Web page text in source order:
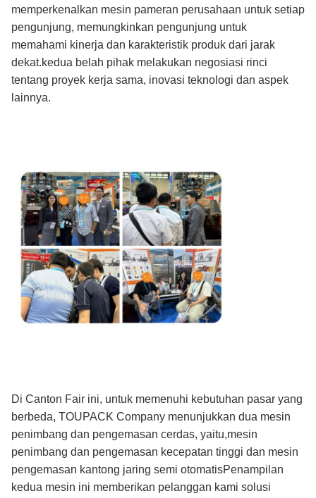
memperkenalkan mesin pameran perusahaan untuk setiap
pengunjung, memungkinkan pengunjung untuk
memahami kinerja dan karakteristik produk dari jarak
dekat.kedua belah pihak melakukan negosiasi rinci
tentang proyek kerja sama, inovasi teknologi dan aspek
lainnya.
Di Canton Fair ini, untuk memenuhi kebutuhan pasar yang
berbeda, TOUPACK Company menunjukkan dua mesin
penimbang dan pengemasan cerdas, yaitu,mesin
penimbang dan pengemasan kecepatan tinggi dan mesin
pengemasan kantong jaring semi otomatisPenampilan
kedua mesin ini memberikan pelanggan kami solusi